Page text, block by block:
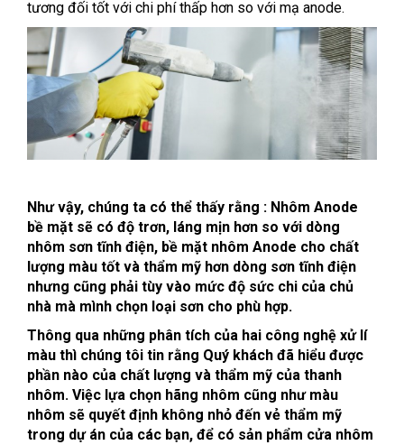
tương đối tốt với chi phí thấp hơn so với mạ anode.
Như vậy, chúng ta có thể thấy rằng : Nhôm Anode
bề mặt sẽ có độ trơn, láng mịn hơn so với dòng
nhôm sơn tĩnh điện, bề mặt nhôm Anode cho chất
lượng màu tốt và thẩm mỹ hơn dòng sơn tĩnh điện
nhưng cũng phải tùy vào mức độ sức chi của chủ
nhà mà mình chọn loại sơn cho phù hợp.
Thông qua những phân tích của hai công nghệ xử lí
màu thì chúng tôi tin rằng Quý khách đã hiểu được
phần nào của chất lượng và thẩm mỹ của thanh
nhôm. Việc lựa chọn hãng nhôm cũng như màu
nhôm sẽ quyết định không nhỏ đến vẻ thẩm mỹ
trong dự án của các bạn, để có sản phẩm cửa nhôm